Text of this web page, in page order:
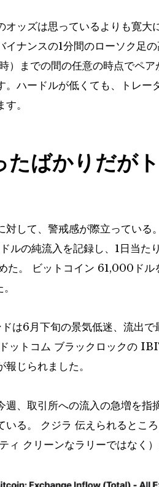
オッズは思っているよりも寛大
ナンスの1分間のローソク足の
）までの間の任意の時点でペ
。ハードルが低くても、トレ
。
たばかりだが
して、警戒感が際立っている
ルの純流入を記録し、1日当た
た。
ビットコイン 61,000ドル
ドは6月下旬の景気低迷、流出
ットコム ブラックロックの
じられました。
週、取引所への流入の急増を指
いる。 クジラ 伝えられるとこ
ィ クリーンなラリーではなく）